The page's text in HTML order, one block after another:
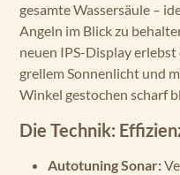
gesamte Wassersäule –
Angeln im Blick zu
neuen IPS-Display
grellem Sonnenlicht und
Winkel gestochen scharf
Die Technik:
Autotuning Sonar: